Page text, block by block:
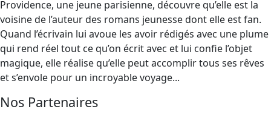
Providence, une jeune parisienne, découvre qu’elle est la
voisine de l’auteur des romans jeunesse dont elle est fan.
Quand l’écrivain lui avoue les avoir rédigés avec une plume
qui rend réel tout ce qu’on écrit avec et lui confie l’objet
magique, elle réalise qu’elle peut accomplir tous ses rêves
et s’envole pour un incroyable voyage...
Nos Partenaires